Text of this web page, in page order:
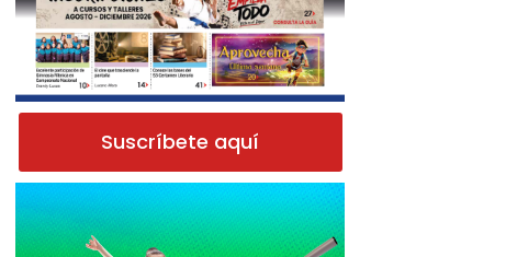
Suscríbete aquí